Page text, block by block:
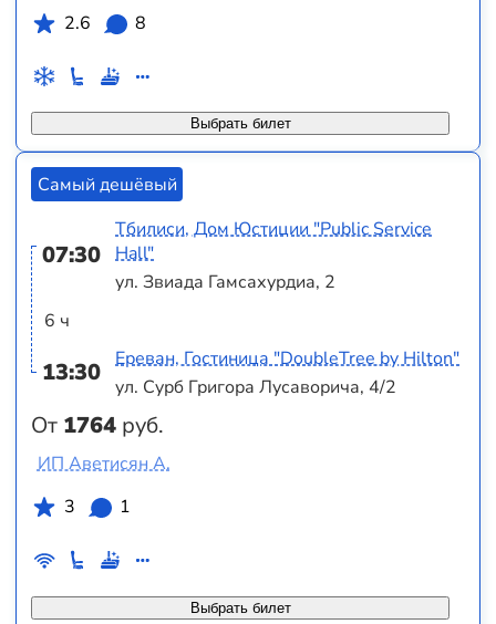
Выбрать билет
2.6
8
Самый дешёвый
07:30
6 ч
13:30
От 1764 руб.
Тбилиси, Дом Юстиции "Public Service
Hall"
ул. Звиада Гамсахурдиа, 2
Ереван, Гостиница "DoubleTree by Hilton"
ул. Сурб Григора Лусаворича, 4/2
Выбрать билет
ИП Аветисян А.
3
1